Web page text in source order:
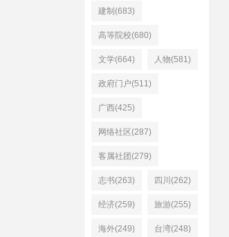
建制(683)
高等院校(680)
文学(664) 人物(581)
政府门户(511)
广西(425)
网络社区(287)
客属社团(279)
志书(263) 四川(262)
经济(259) 旅游(255)
海外(249) 台湾(248)